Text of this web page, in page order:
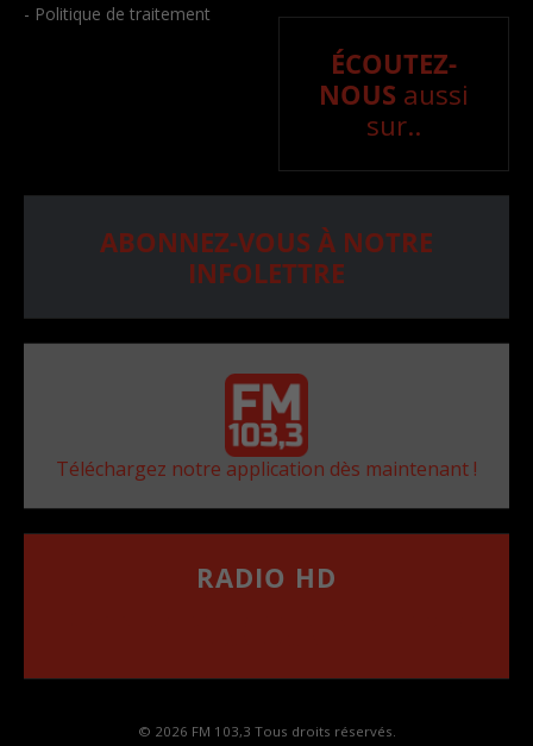
- Politique de traitement
ÉCOUTEZ-
NOUS aussi
sur..
ABONNEZ-VOUS À NOTRE
INFOLETTRE
Téléchargez notre application dès maintenant !
RADIO HD
© 2026 FM 103,3 Tous droits réservés.